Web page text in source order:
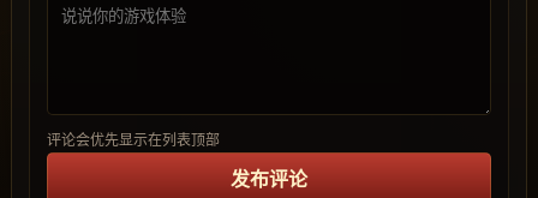
评论会优先显示在列表顶部
发布评论